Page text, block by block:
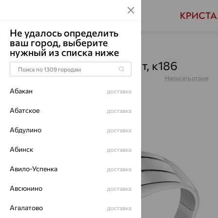
Главная Каталог Для мужчин
Кольцо, серебро, фианит, к186
Артикул:к186
Написать отзыв
Не удалось определить
ваш город, выберите
нужный из списка ниже
Абакан доставка
Абатское доставка
Абдулино доставка
Абинск доставка
Авило-Успенка доставка
Авсюнино доставка
Агалатово доставка